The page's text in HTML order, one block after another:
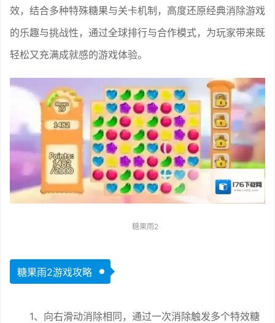
效，结合多种特殊糖果与关卡机制，高度还原经典消除游戏
的乐趣与挑战性，通过全球排行与合作模式，为玩家带来既
轻松又充满成就感的游戏体验。
糖果雨2
糖果雨2游戏攻略
1、向右滑动消除相同，通过一次消除触发多个特效糖